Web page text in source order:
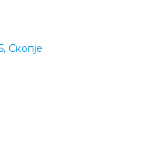
Скопје